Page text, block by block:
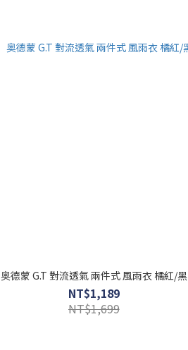
奥德蒙 G.T 對流透氣 兩件式 風雨衣 橘紅/黑
NT$1,189
NT$1,699